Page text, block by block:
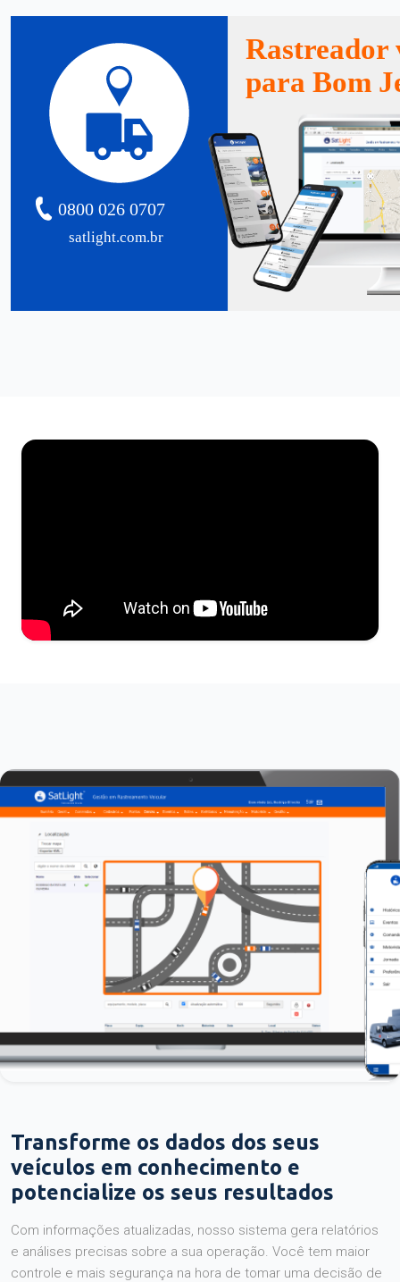
satlight.com.br
0800 026 0707
Rastreador
para Bom
Transforme os dados dos seus
veículos em conhecimento e
potencialize os seus resultados
Com informações atualizadas, nosso sistema gera relatórios
e análises precisas sobre a sua operação. Você tem maior
controle e mais segurança na hora de tomar uma decisão de